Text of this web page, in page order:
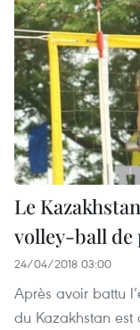
Le
volley-ball de
24/04/2018 03:00
Après avoir battu
du Kazakhstan